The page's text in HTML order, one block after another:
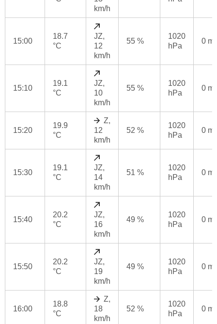
km/h
15:00
18.7
°C
JZ,
12
km/h
55 %
1020
hPa
0
15:10
19.1
°C
JZ,
10
km/h
55 %
1020
hPa
0
15:20
19.9
°C
Z,
12
km/h
52 %
1020
hPa
0
15:30
19.1
°C
JZ,
14
km/h
51 %
1020
hPa
0
15:40
20.2
°C
JZ,
16
km/h
49 %
1020
hPa
0
15:50
20.2
°C
JZ,
19
km/h
49 %
1020
hPa
0
16:00
18.8
°C
Z,
18
km/h
52 %
1020
hPa
0